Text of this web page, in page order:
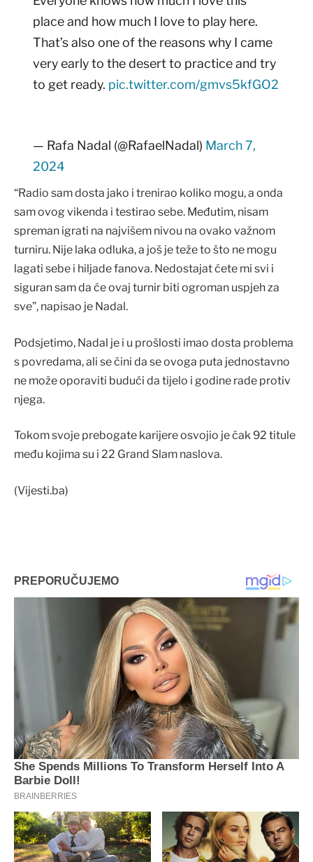
place and how much I love to play here.
That’s also one of the reasons why I came
very early to the desert to practice and try
to get ready. pic.twitter.com/gmvs5kfGO2
— Rafa Nadal (@RafaelNadal) March 7,
2024
“Radio sam dosta jako i trenirao koliko mogu, a onda
sam ovog vikenda i testirao sebe. Međutim, nisam
spreman igrati na najvišem nivou na ovako važnom
turniru. Nije laka odluka, a još je teže to što ne mogu
lagati sebe i hiljade fanova. Nedostajat ćete mi svi i
siguran sam da će ovaj turnir biti ogroman uspjeh za
sve”, napisao je Nadal.
Podsjetimo, Nadal je i u prošlosti imao dosta problema
s povredama, ali se čini da se ovoga puta jednostavno
ne može oporaviti budući da tijelo i godine rade protiv
njega.
Tokom svoje prebogate karijere osvojio je čak 92 titule
među kojima su i 22 Grand Slam naslova.
(Vijesti.ba)